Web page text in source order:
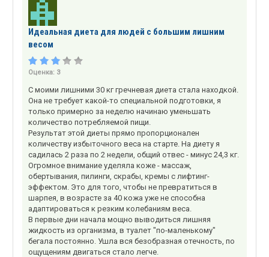
Идеальная диета для людей с большим лишним
весом
Оценка: 3
С моими лишними 30 кг гречневая диета стала находкой.
Она не требует какой-то специальной подготовки, я
только примерно за неделю начинаю уменьшать
количество потребляемой пищи.
Результат этой диеты прямо пропорционален
количеству избыточного веса на старте. На диету я
садилась 2 раза по 2 недели, общий отвес - минус 24,3 кг.
Огромное внимание уделяла коже - массаж,
обертывания, пилинги, скрабы, кремы с лифтинг-
эффектом. Это для того, чтобы не превратиться в
шарпея, в возрасте за 40 кожа уже не способна
адаптироваться к резким колебаниям веса.
В первые дни начала мощно выводиться лишняя
жидкость из организма, в туалет "по-маленькому"
бегала постоянно. Ушла вся безобразная отечность, по
ощущениям двигаться стало легче.